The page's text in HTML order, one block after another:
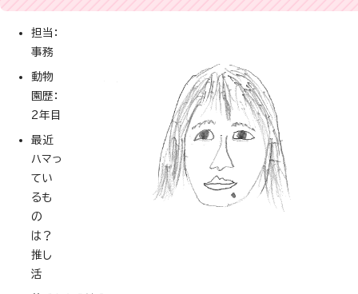
担当：
事務
動物
園歴：
2年目
最近
ハマっ
てい
るも
の
は？
推し
活